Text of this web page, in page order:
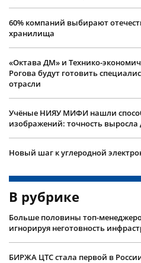
60% компаний выбирают
хранилища
«Октава ДМ» и Технико-
Рогова будут готовить
отрасли
Учëные НИЯУ МИФИ нашли
изображений: точность выросла
Новый шаг к углеродной
В рубрике
Больше половины топ-
игнорируя неготовность
БИРЖА ЦТС стала первой в